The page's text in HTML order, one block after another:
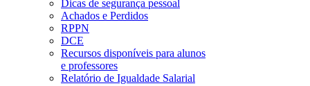
Dicas de segurança pessoal
Achados e Perdidos
RPPN
DCE
Recursos disponíveis para alunos
e professores
Relatório de Igualdade Salarial